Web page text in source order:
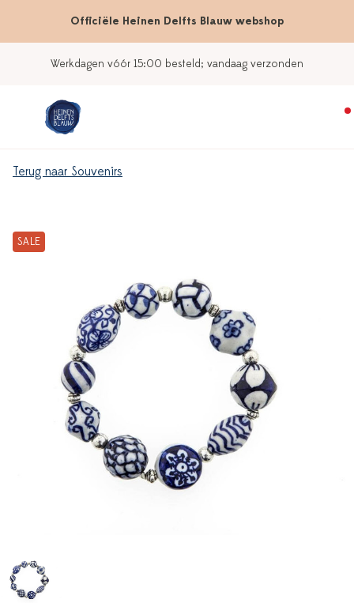
Officiële Heinen Delfts Blauw webshop
Werkdagen vóór 15:00 besteld; vandaag verzonden
Terug naar Souvenirs
SALE